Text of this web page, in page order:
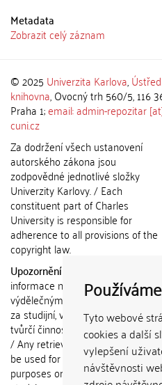
Tyto webové
cookies a další
vylepšení
návštěvnosti
Metadata
Zobrazit celý záznam
© 2025 Univerzita Karlova,
knihovna, Ovocný trh 560/5, 116
Praha 1;email: admin-repozitar
cuni.cz
Za dodržení všech ustanovení
autorského zákona jsou
zodpovědné jednotlivé složky
Univerzity Karlovy. / Each
constituent part of Charles
University is responsible for
adherence to all provisions of the
copyright law.
Upozornění / Notice:
informace nemohou být použity k
výdělečným účelům nebo
za studijní, vědeckou nebo jinou
tvůrčí činnost jiné osoby než
/ Any retrieved information shall
be used for any commercial
purposes or claimed as results of